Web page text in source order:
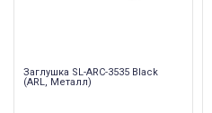
Заглушка SL-ARC-3535 Black
(ARL, Металл)